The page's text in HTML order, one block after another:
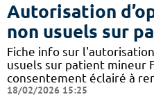
Autorisation
non usuels sur
Fiche info sur
usuels sur patient mineur
consentement éclairé à
18/02/2026 15:25